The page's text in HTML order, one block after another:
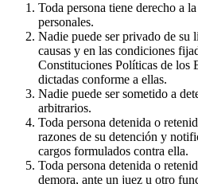
Toda persona tiene derecho a
personales.
Nadie puede ser privado de su
causas y en las condiciones
Constituciones Políticas de los
dictadas conforme a ellas.
Nadie puede ser sometido a
arbitrarios.
Toda persona detenida o
razones de su detención y
cargos formulados contra ella.
Toda persona detenida o
demora, ante un juez u otro